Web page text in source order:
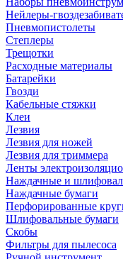
Нейлеры-
Пневмопистолеты
Степлеры
Трещотки
Расходные материалы
Батарейки
Гвозди
Кабельные стяжки
Клеи
Лезвия
Лезвия для ножей
Лезвия для триммера
Ленты
Наждачные и
Наждачные бумаги
Перфорированные
Шлифовальные бумаги
Скобы
Фильтры для пылесоса